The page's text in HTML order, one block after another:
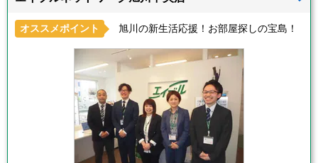
オススメポイント 旭川の新生活応援！お部屋探しの宝島！